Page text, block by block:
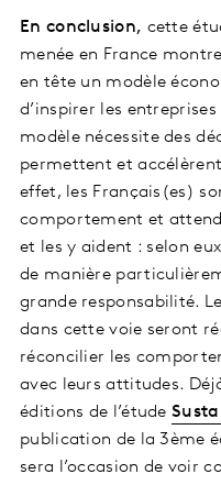
En conclusion, cette
menée en France
en tête un modèle
d’inspirer les
modèle nécessite des
permettent et
effet, les Français(es)
comportement et
et les y aident : selon
de manière
grande responsabilité.
dans cette voie seront
réconcilier les
avec leurs attitudes.
éditions de l’étude
publication de la 3ème
sera l’occasion de voir